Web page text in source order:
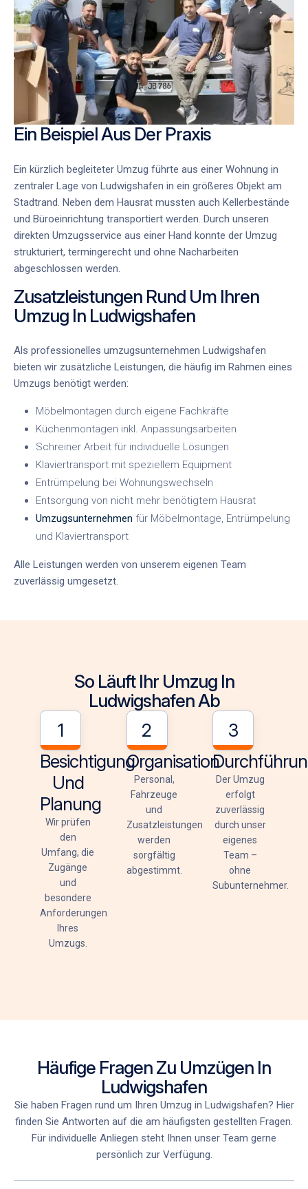
Ein Beispiel Aus Der Praxis
Ein kürzlich begleiteter Umzug führte aus einer Wohnung in
zentraler Lage von Ludwigshafen in ein größeres Objekt am
Stadtrand. Neben dem Hausrat mussten auch Kellerbestände
und Büroeinrichtung transportiert werden. Durch unseren
direkten Umzugsservice aus einer Hand konnte der Umzug
strukturiert, termingerecht und ohne Nacharbeiten
abgeschlossen werden.
Zusatzleistungen Rund Um Ihren
Umzug In Ludwigshafen
Als professionelles umzugsunternehmen Ludwigshafen
bieten wir zusätzliche Leistungen, die häufig im Rahmen eines
Umzugs benötigt werden:
Möbelmontagen durch eigene Fachkräfte
Küchenmontagen inkl. Anpassungsarbeiten
Schreiner Arbeit für individuelle Lösungen
Klaviertransport mit speziellem Equipment
Entrümpelung bei Wohnungswechseln
Entsorgung von nicht mehr benötigtem Hausrat
Umzugsunternehmen für Möbelmontage, Entrümpelung
und Klaviertransport
Alle Leistungen werden von unserem eigenen Team
zuverlässig umgesetzt.
So Läuft Ihr Umzug In
Ludwigshafen Ab
1
Besichtigung
Und
Planung
Wir prüfen
den
Umfang, die
Zugänge
und
besondere
Anforderungen
Ihres
Umzugs.
2
Organisation
Personal,
Fahrzeuge
und
Zusatzleistungen
werden
sorgfältig
abgestimmt.
3
Der Umzug
erfolgt
zuverlässig
durch unser
eigenes
Team –
ohne
Subunternehmer.
Häufige Fragen Zu Umzügen In
Ludwigshafen
Sie haben Fragen rund um Ihren Umzug in Ludwigshafen? Hier
finden Sie Antworten auf die am häufigsten gestellten Fragen.
Für individuelle Anliegen steht Ihnen unser Team gerne
persönlich zur Verfügung.